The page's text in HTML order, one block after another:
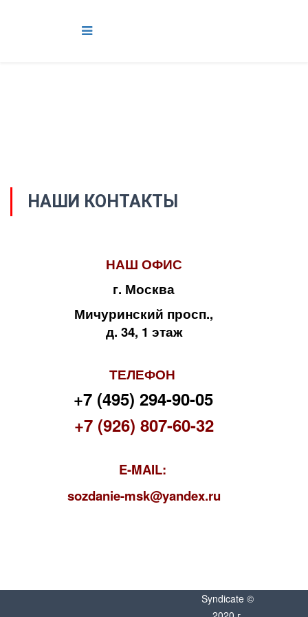
НАШИ КОНТАКТЫ
НАШ ОФИС
г. Москва
Мичуринский просп.,
д. 34, 1 этаж
ТЕЛЕФОН
+7 (495) 294-90-05
+7 (926) 807-60-32
E-MAIL:
sozdanie-msk@yandex.ru
Syndicate ©